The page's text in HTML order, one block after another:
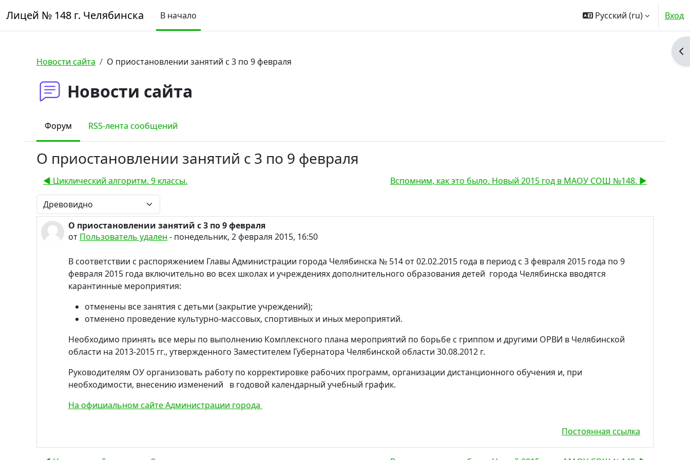
Лицей № 148 г. Челябинска В начало Русский ‎(ru)‎ Вход
Новости сайта
О приостановлении занятий с 3 по 9 февраля
Новости сайта
Форум RSS-лента сообщений
О приостановлении занятий с 3 по 9 февраля
◀︎ Циклический алгоритм. 9 классы. Вспомним, как это было. Новый 2015 год в МАОУ СОШ №148. ▶︎
Режим отображения
О приостановлении занятий с 3 по 9 февраля
от Пользователь удален - понедельник, 2 февраля 2015, 16:50
Количество ответов: 0
В соответствии с распоряжением Главы Администрации города Челябинска № 514 от 02.02.2015 года в период с 3 февраля 2015 года по 9
февраля 2015 года включительно во всех школах и учреждениях дополнительного образования детей города Челябинска вводятся
карантинные мероприятия:
отменены все занятия с детьми (закрытие учреждений);
отменено проведение культурно-массовых, спортивных и иных мероприятий.
Необходимо принять все меры по выполнению Комплексного плана мероприятий по борьбе с гриппом и другими ОРВИ в Челябинской
области на 2013-2015 гг., утвержденного Заместителем Губернатора Челябинской области 30.08.2012 г.
Руководителям ОУ организовать работу по корректировке рабочих программ, организации дистанционного обучения и, при
необходимости, внесению изменений в годовой календарный учебный график.
На официальном сайте Администрации города
Постоянная ссылка